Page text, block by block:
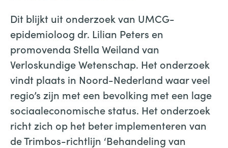
Dit blijkt uit onderzoek van UMCG-
epidemioloog dr. Lilian Peters en
promovenda Stella Weiland van
Verloskundige Wetenschap. Het onderzoek
vindt plaats in Noord-Nederland waar veel
regio’s zijn met een bevolking met een lage
sociaaleconomische status. Het onderzoek
richt zich op het beter implementeren van
de Trimbos-richtlijn ‘Behandeling van